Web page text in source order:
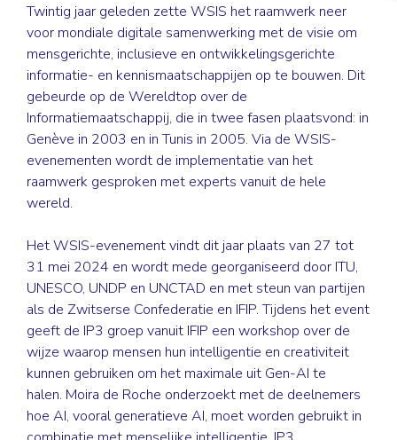
Twintig jaar geleden zette WSIS het raamwerk neer
voor mondiale digitale samenwerking met de visie om
mensgerichte, inclusieve en ontwikkelingsgerichte
informatie- en kennismaatschappijen op te bouwen. Dit
gebeurde op de Wereldtop over de
Informatiemaatschappij, die in twee fasen plaatsvond: in
Genève in 2003 en in Tunis in 2005. Via de WSIS-
evenementen wordt de implementatie van het
raamwerk gesproken met experts vanuit de hele
wereld.
Het WSIS-evenement vindt dit jaar plaats van 27 tot
31 mei 2024 en wordt mede georganiseerd door ITU,
UNESCO, UNDP en UNCTAD en met steun van partijen
als de Zwitserse Confederatie en IFIP. Tijdens het event
geeft de IP3 groep vanuit IFIP een workshop over de
wijze waarop mensen hun intelligentie en creativiteit
kunnen gebruiken om het maximale uit Gen-AI te
halen. Moira de Roche onderzoekt met de deelnemers
hoe AI, vooral generatieve AI, moet worden gebruikt in